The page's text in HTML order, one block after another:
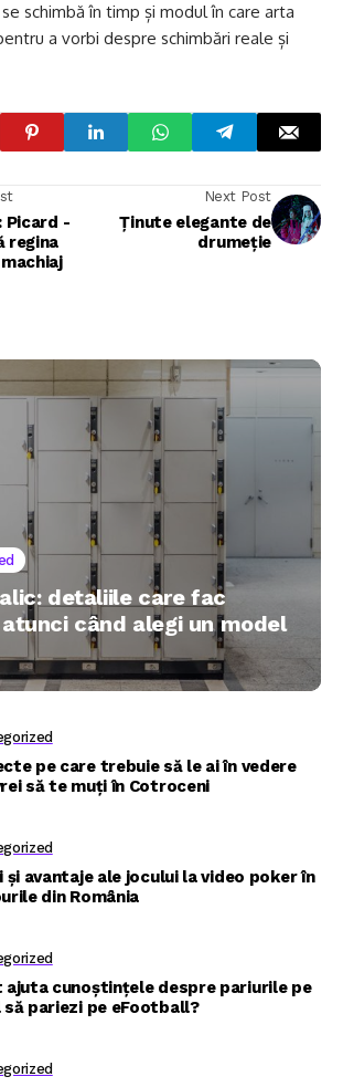
schimbă în timp și modul în care arta
a vorbi despre schimbări reale și
Picard -
regina
Next Post
Ținute elegante de
drumeție
detaliile care fac
când alegi un model
pe care trebuie să le ai în vedere
să te muți în Cotroceni
și avantaje ale jocului la video poker în
din România
ajuta cunoștințele despre pariurile pe
pariezi pe eFootball?